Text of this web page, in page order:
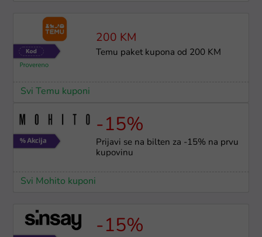
200 KM
Temu paket kupona od 200 KM
Svi Temu kuponi
-15%
Prijavi se na bilten za -15% na prvu
kupovinu
Svi Mohito kuponi
-15%